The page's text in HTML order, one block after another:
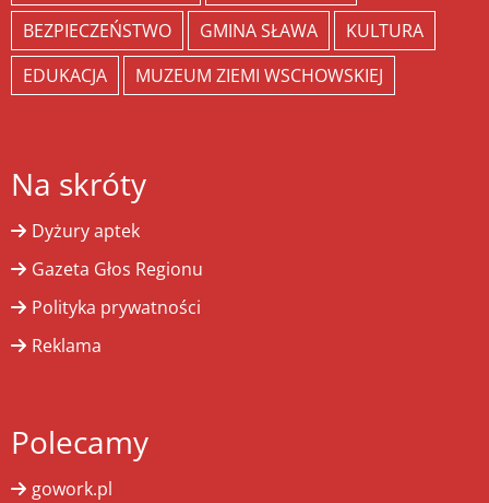
BEZPIECZEŃSTWO
GMINA SŁAWA
KULTURA
EDUKACJA
MUZEUM ZIEMI WSCHOWSKIEJ
Na skróty
Dyżury aptek
Gazeta Głos Regionu
Polityka prywatności
Reklama
Polecamy
gowork.pl